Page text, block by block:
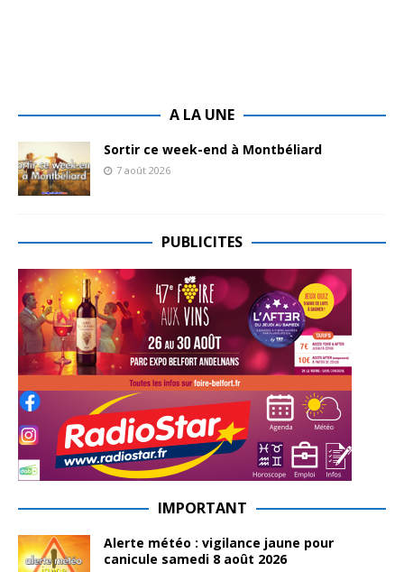
A LA UNE
Sortir ce week-end à Montbéliard
7 août 2026
PUBLICITES
IMPORTANT
Alerte météo : vigilance jaune pour
canicule samedi 8 août 2026